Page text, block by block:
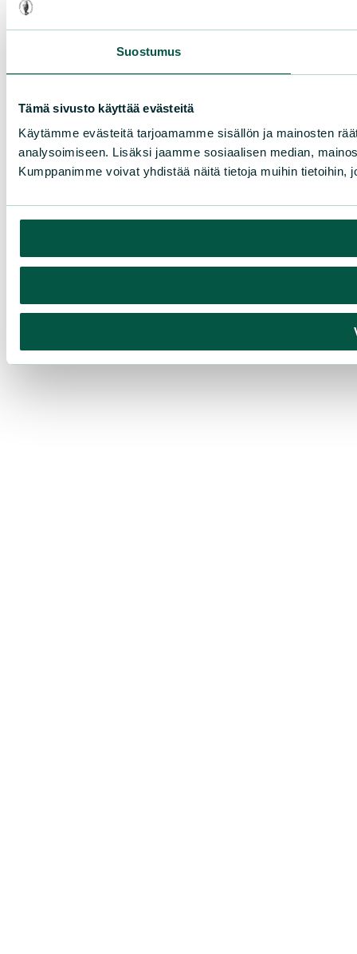
Suostumus
Tämä sivusto käyttää evästeitä
Käytämme evästeitä tarjoamamme sisällön ja mainosten
analysoimiseen. Lisäksi jaamme sosiaalisen median,
Kumppanimme voivat yhdistää näitä tietoja muihin tietoihin,